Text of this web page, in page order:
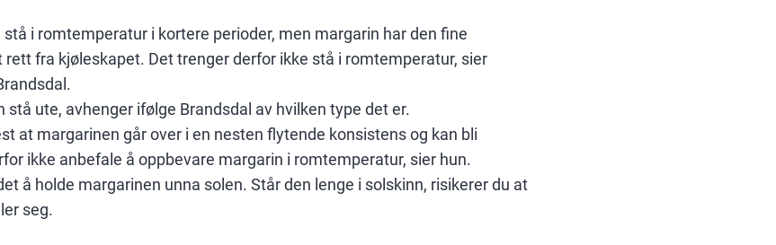
i romtemperatur i kortere perioder, men margarin har den fine
fra kjøleskapet. Det trenger derfor ikke stå i romtemperatur, sier
stå ute, avhenger ifølge Brandsdal av hvilken type det er.
at margarinen går over i en nesten flytende konsistens og kan bli
ikke anbefale å oppbevare margarin i romtemperatur, sier hun.
å holde margarinen unna solen. Står den lenge i solskinn, risikerer du at
seg.